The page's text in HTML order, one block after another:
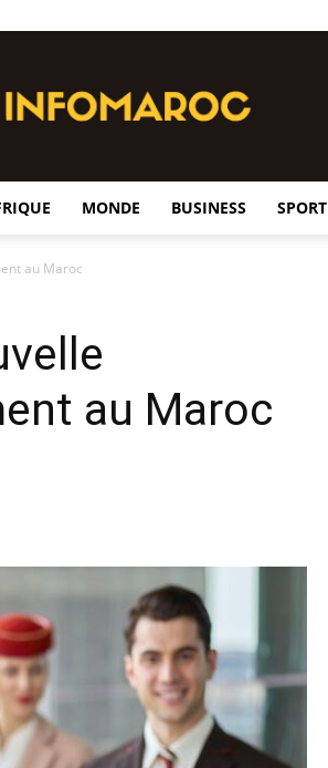
MONDE BUSINESS SPORT
au Maroc
au Maroc